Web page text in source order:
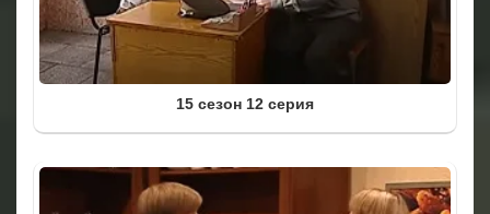
15 сезон 12 серия